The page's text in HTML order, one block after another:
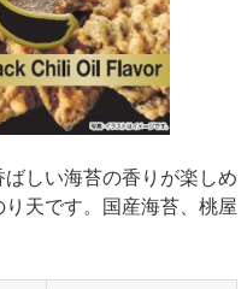
しい海苔の香りが楽しめ
天です。国産海苔、桃屋